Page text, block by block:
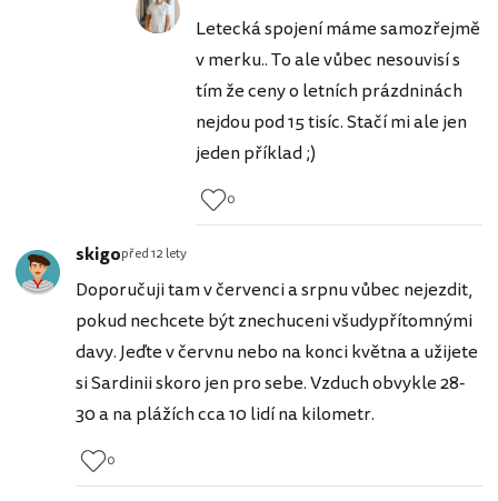
Letecká spojení máme samozřejmě
v merku.. To ale vůbec nesouvisí s
tím že ceny o letních prázdninách
nejdou pod 15 tisíc. Stačí mi ale jen
jeden příklad ;)
0
skigopřed 12 lety
Doporučuji tam v červenci a srpnu vůbec nejezdit,
pokud nechcete být znechuceni všudypřítomnými
davy. Jeďte v červnu nebo na konci května a užijete
si Sardinii skoro jen pro sebe. Vzduch obvykle 28-
30 a na plážích cca 10 lidí na kilometr.
0